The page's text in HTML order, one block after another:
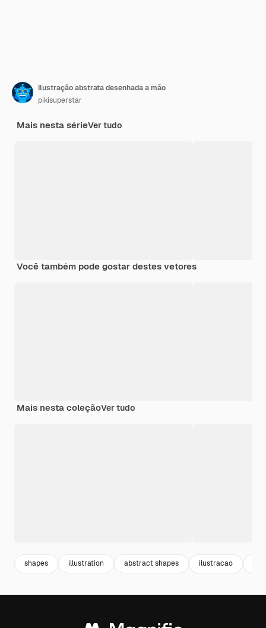
Ilustração abstrata desenhada a mão
pikisuperstar
Mais nesta sérieVer tudo
Você também pode gostar destes vetores
Mais nesta coleçãoVer tudo
shapes illustration abstract shapes ilustracao